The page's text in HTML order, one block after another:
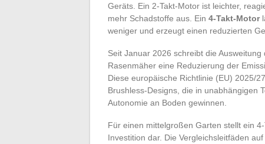
Geräts. Ein 2-Takt-Motor ist leichter,
mehr Schadstoffe aus. Ein 4-Takt-Motor
weniger und erzeugt einen reduzierten
Seit Januar 2026 schreibt die
Rasenmäher eine Reduzierung der
Diese europäische Richtlinie (EU) 2025/
Brushless-Designs, die in unabhängigen
Autonomie an Boden gewinnen.
Für einen mittelgroßen Garten stellt ein
Investition dar. Die Vergleichsleitfäden